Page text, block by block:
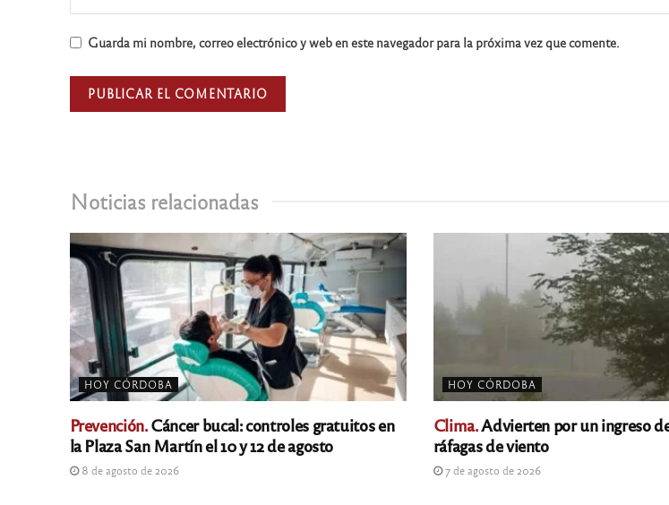
Noticias relacionadas
HOY CÓRDOBA
Prevención.Cáncer bucal: controles gratuitos en
la Plaza San Martín el 10 y 12 de agosto
8 de agosto de 2026
HOY CÓRDOBA
Clima.Advierten por un ingreso
ráfagas de viento
7 de agosto de 2026
Guarda mi nombre, correo electrónico y web en este navegador para la próxima vez que comente.